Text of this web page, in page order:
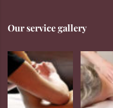
Our service gallery